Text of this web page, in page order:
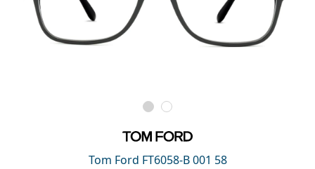
Tom Ford FT6058-B 001 58